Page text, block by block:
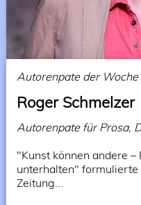
Autorenpate der Woche
Roger Schmelzer
Autorenpate für Prosa,
"Kunst können andere
unterhalten" formulierte
Zeitung...